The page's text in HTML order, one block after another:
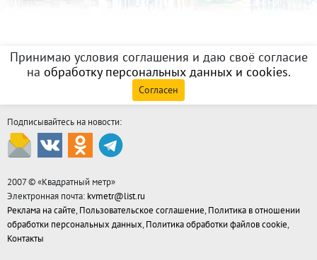
Принимаю условия соглашения и даю своё согласие
на обработку персональных данных и cookies.
Согласен
Подписывайтесь на новости:
2007 © «Квадратный метр»
Электронная почта: kvmetr@list.ru
Реклама на сайте, Пользовательское соглашение, Политика в отношении
обработки персональных данных, Политика обработки файлов cookie,
Контакты